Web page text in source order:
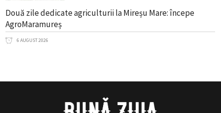
Două zile dedicate agriculturii la Mireșu Mare: începe
AgroMaramureș
6 AUGUST 2026